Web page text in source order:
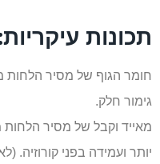
תכונות
חומר הגוף של מסיר הלחות
גימור חלק.
מאייד וקבל של מסיר הלחות
יותר ועמידה בפני קורוזיה.